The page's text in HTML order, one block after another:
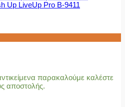
Up LiveUp Pro Β-9411
παρακαλούμε καλέστε
αποστολής.